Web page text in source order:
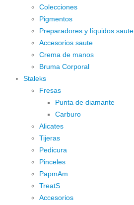
Colecciones
Pigmentos
Preparadores y líquidos saute
Accesorios saute
Crema de manos
Bruma Corporal
Staleks
Fresas
Punta de diamante
Carburo
Alicates
Tijeras
Pedicura
Pinceles
PapmAm
TreatS
Accesorios